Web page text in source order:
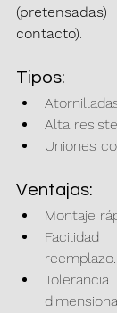
(pretensadas)
contacto).
Tipos:
Alta
Uniones
Ventajas:
Montaje
reemplazo.